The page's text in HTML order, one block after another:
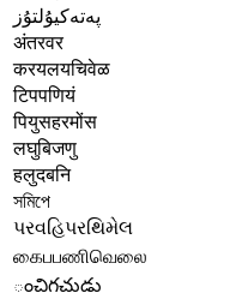
پەتەكيۇلتۇز
अंतरवर
करयलयचिवेळ
टिपपणियं
पियुसहरमोंस
लघुबिजणु
हलुदबनि
সমিপে
પરવહિપરથિમેલ
கைபபணிவெலை
ంచిగచుడు